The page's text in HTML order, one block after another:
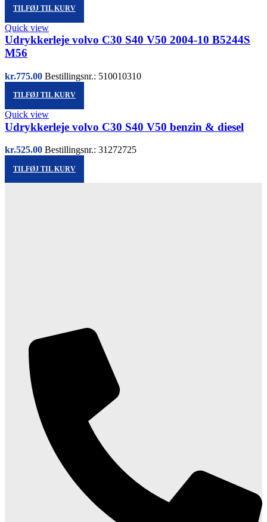
TILFØJ TIL KURV
Quick view
Udrykkerleje volvo C30 S40 V50 2004-10 B5244S
M56
kr.775.00 Bestillingsnr.: 510010310
TILFØJ TIL KURV
Quick view
Udrykkerleje volvo C30 S40 V50 benzin & diesel
kr.525.00 Bestillingsnr.: 31272725
TILFØJ TIL KURV